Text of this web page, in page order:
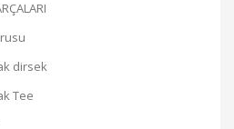
dirsek
Tee